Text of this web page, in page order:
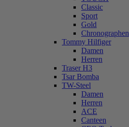
Classic
Sport
Gold
Chronographen
Tommy Hilfiger
Damen
Herren
Traser H3
Tsar Bomba
TW-Steel
Damen
Herren
ACE
Canteen